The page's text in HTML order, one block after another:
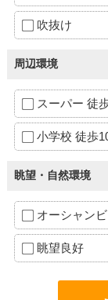
吹抜け
周辺環境
スーパー 徒
小学校 徒歩
眺望・自然環境
オーシャン
眺望良好